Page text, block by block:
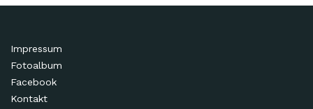
Impressum
Fotoalbum
Facebook
Kontakt